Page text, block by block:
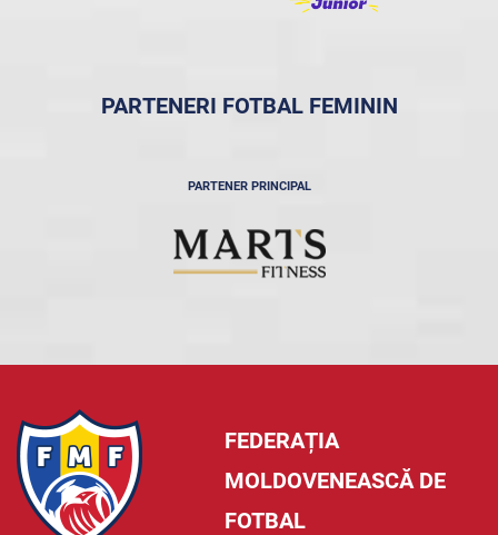
PARTENERI FOTBAL FEMININ
PARTENER PRINCIPAL
FEDERAȚIA
MOLDOVENEASCĂ DE
FOTBAL